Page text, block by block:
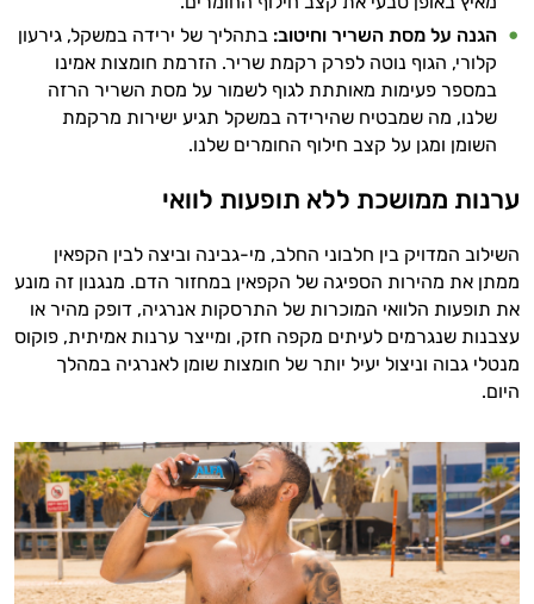
הגנה על מסת השריר וחיטוב: בתהליך של ירידה במשקל, גירעון
קלורי, הגוף נוטה לפרק רקמת שריר. הזרמת חומצות אמינו
במספר פעימות מאותתת לגוף לשמור על מסת השריר הרזה
שלנו, מה שמבטיח שהירידה במשקל תגיע ישירות מרקמת
השומן ומגן על קצב חילוף החומרים שלנו.
ערנות ממושכת ללא תופעות לוואי
השילוב המדויק בין חלבוני החלב, מי-גבינה וביצה לבין הקפאין
ממתן את מהירות הספיגה של הקפאין במחזור הדם. מנגנון זה מונע
את תופעות הלוואי המוכרות של התרסקות אנרגיה, דופק מהיר או
עצבנות שנגרמים לעיתים מקפה חזק, ומייצר ערנות אמיתית, פוקוס
מנטלי גבוה וניצול יעיל יותר של חומצות שומן לאנרגיה במהלך
היום.